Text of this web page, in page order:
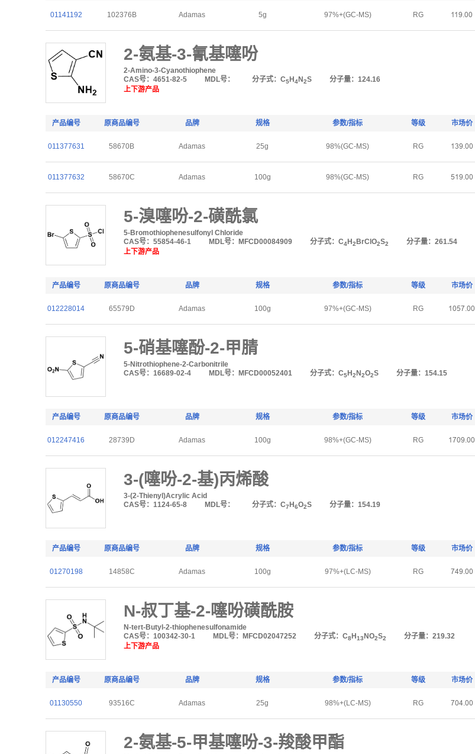
01141192 102376B Adamas 5g 97%+(GC-MS) RG ȜȜŽŕŏŏ
2-氨基-3-氰基噻吩
2-Amino-3-Cyanothiophene
CAS号：4651-82-5
MDL号： 分子式：C5H 4N2S
分子量：124.16
上下游产品
产品编号 原商品编号 品牌 规格 参数/指标 等级 市场价
011377631 58670B Adamas 25g 98%(GC-MS) RG ȜğŽŕŏŏ
011377632 58670C Adamas 100g 98%(GC-MS) RG ŪȜŽŕŏŏ
5-溴噻吩-2-磺酰氯
5-Bromothiophenesulfonyl Chloride
CAS号：55854-46-1
MDL号：MFCD00084909 分子式：C4H 2 BrClO2S2
分子量：261.54
上下游产品
产品编号 原商品编号 品牌 规格 参数/指标 等级 市场价
012228014 65579D Adamas 100g 97%+(GC-MS) RG ȜŏŪǅŕŏŏ
5-硝基噻酚-2-甲腈
5-Nitrothiophene-2-Carbonitrile
CAS号：16689-02-4
MDL号：MFCD00052401 分子式：C5H 2 N2O2S 分子量：154.15
产品编号 原商品编号 品牌 规格 参数/指标 等级 市场价
012247416 28739D Adamas 100g 98%+(GC-MS) RG ȜǅŏŽŕŏŏ
3-(噻吩-2-基)丙烯酸
3-(2-Thienyl)Acrylic Acid
CAS号：1124-65-8
MDL号： 分子式：C7 H 6O2S 分子量：154.19
产品编号 原商品编号 品牌 规格 参数/指标 等级 市场价
01270198 14858C Adamas 100g 97%+(LC-MS) RG ǅȦŽŕŏŏ
N-叔丁基-2-噻吩磺酰胺
N-tert-Butyl-2-thiophenesulfonamide
CAS号：100342-30-1
MDL号：MFCD02047252 分子式：C8 H 13 NO2S2
分子量：219.32
上下游产品
产品编号 原商品编号 品牌 规格 参数/指标 等级 市场价
01130550 93516C Adamas 25g 98%+(LC-MS) RG ǅŏȦŕŏŏ
2-氨基-5-甲基噻吩-3-羧酸甲酯